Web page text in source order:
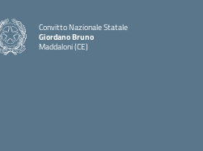
Convitto Nazionale Statale
Giordano Bruno
Maddaloni (CE)